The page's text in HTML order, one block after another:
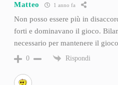
Matteo 1 anno fa
Non posso essere più in
forti e dominavano il gioco.
necessario per mantenere il
0 Rispondi